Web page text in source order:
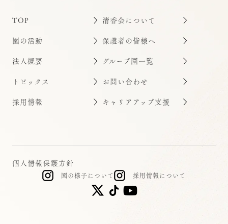
TOP 清香会について
園の活動 保護者の皆様へ
法人概要 グループ園一覧
トピックス お問い合わせ
採用情報 キャリアアップ支援
個人情報保護方針
園の様子について 採用情報について